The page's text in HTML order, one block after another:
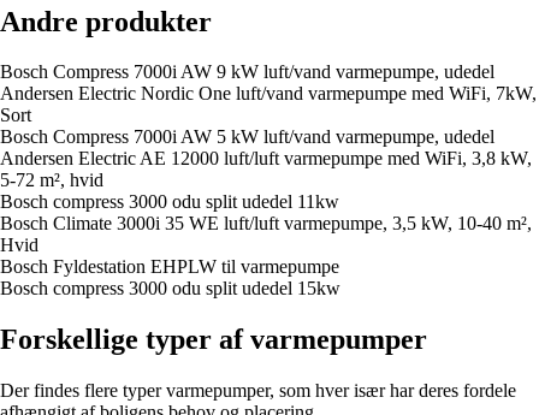
Andre produkter
Bosch Compress 7000i AW 9 kW luft/vand varmepumpe, udedel
Andersen Electric Nordic One luft/vand varmepumpe med WiFi, 7kW,
Sort
Bosch Compress 7000i AW 5 kW luft/vand varmepumpe, udedel
Andersen Electric AE 12000 luft/luft varmepumpe med WiFi, 3,8 kW,
5-72 m², hvid
Bosch compress 3000 odu split udedel 11kw
Bosch Climate 3000i 35 WE luft/luft varmepumpe, 3,5 kW, 10-40 m²,
Hvid
Bosch Fyldestation EHPLW til varmepumpe
Bosch compress 3000 odu split udedel 15kw
Forskellige typer af varmepumper
Der findes flere typer varmepumper, som hver især har deres fordele